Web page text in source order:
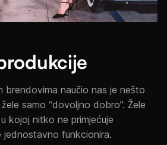
brendovima naučio nas je nešto
samo “dovoljno dobro”. Žele
kojoj nitko ne primjećuje
funkcionira.